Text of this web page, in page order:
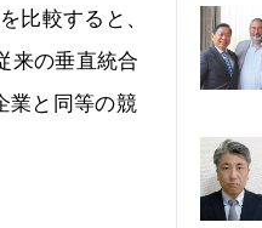
比較すると、
来の垂直統合
業と同等の競